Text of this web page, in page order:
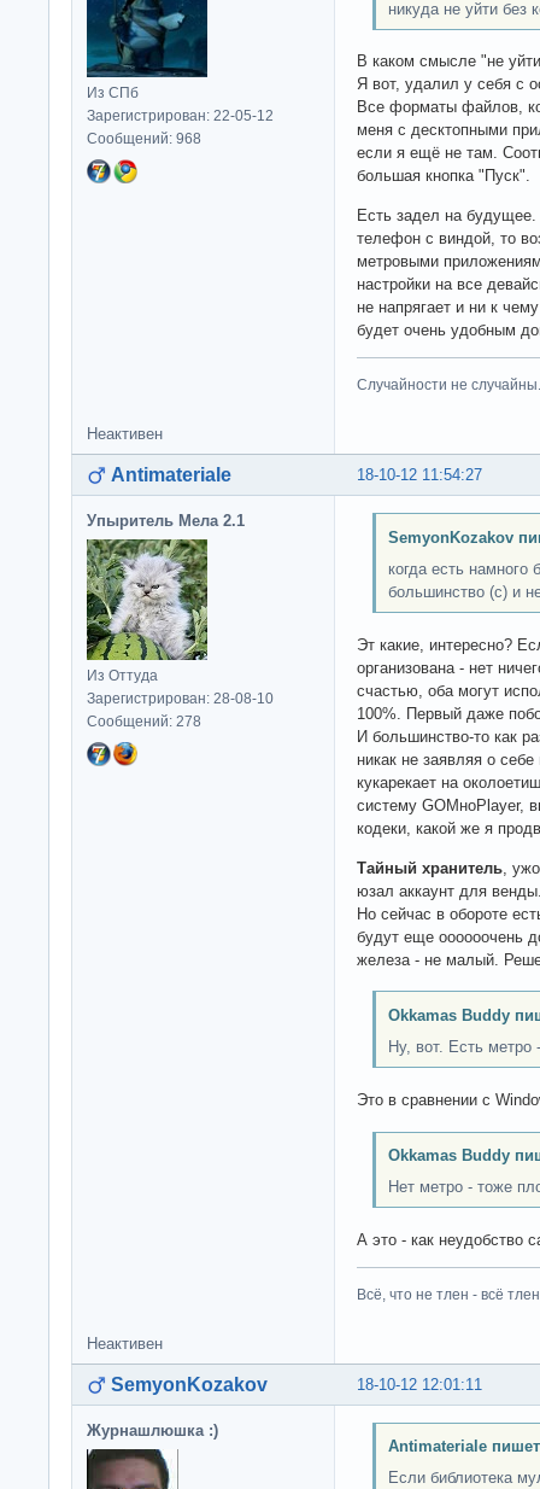
Из СПб
Зарегистрирован: 22-05-12
Сообщений: 968
никуда не уйти без
В каком смысле "не
Я вот, удалил у себя с
Все форматы файлов,
меня с десктопными
если я ещё не там.
большая кнопка "Пуск".
Есть задел на
телефон с виндой, то
метровыми
настройки на все
не напрягает и ни к
будет очень удобным
Случайности не случайны.
Неактивен
18-10-12 11:54:27
Antimateriale
Упыритель Мела 2.1
Из Оттуда
Зарегистрирован: 28-08-10
Сообщений: 278
SemyonKozakov
когда есть намного
большинство (c) и
Эт какие, интересно?
организована - нет
счастью, оба могут
100%. Первый даже
И большинство-то как
никак не заявляя о
кукарекает на
систему GOMноPlayer,
кодеки, какой же я
Тайный хранитель ,
юзал аккаунт для
Но сейчас в обороте
будут еще оооооочень
железа - не малый.
Okkamas Buddy
Ну, вот. Есть метро
Это в сравнении с
Okkamas Buddy
Нет метро - тоже
А это - как неудобство
Всё, что не тлен - всё
Неактивен
18-10-12 12:01:11
SemyonKozakov
Журнашлюшка :)
Antimateriale
Если библиотека